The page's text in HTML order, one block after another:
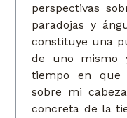
perspectivas
paradojas y
constituye una
de uno mismo
tiempo en que
sobre mi
concreta de la